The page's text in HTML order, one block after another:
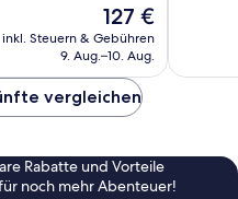
Der
Preis
beträgt
127 €
inkl. Steuern & Gebühren
9. Aug.–10. Aug.
vergleichen
Rabatte und Vorteile
noch mehr Abenteuer!